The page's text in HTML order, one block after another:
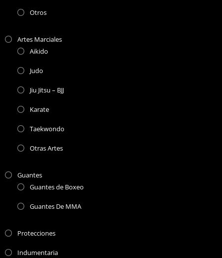
Otros
Artes Marciales
Aikido
Judo
Jiu Jitsu – BJJ
Karate
Taekwondo
Otras Artes
Guantes
Guantes de Boxeo
Guantes De MMA
Protecciones
Indumentaria